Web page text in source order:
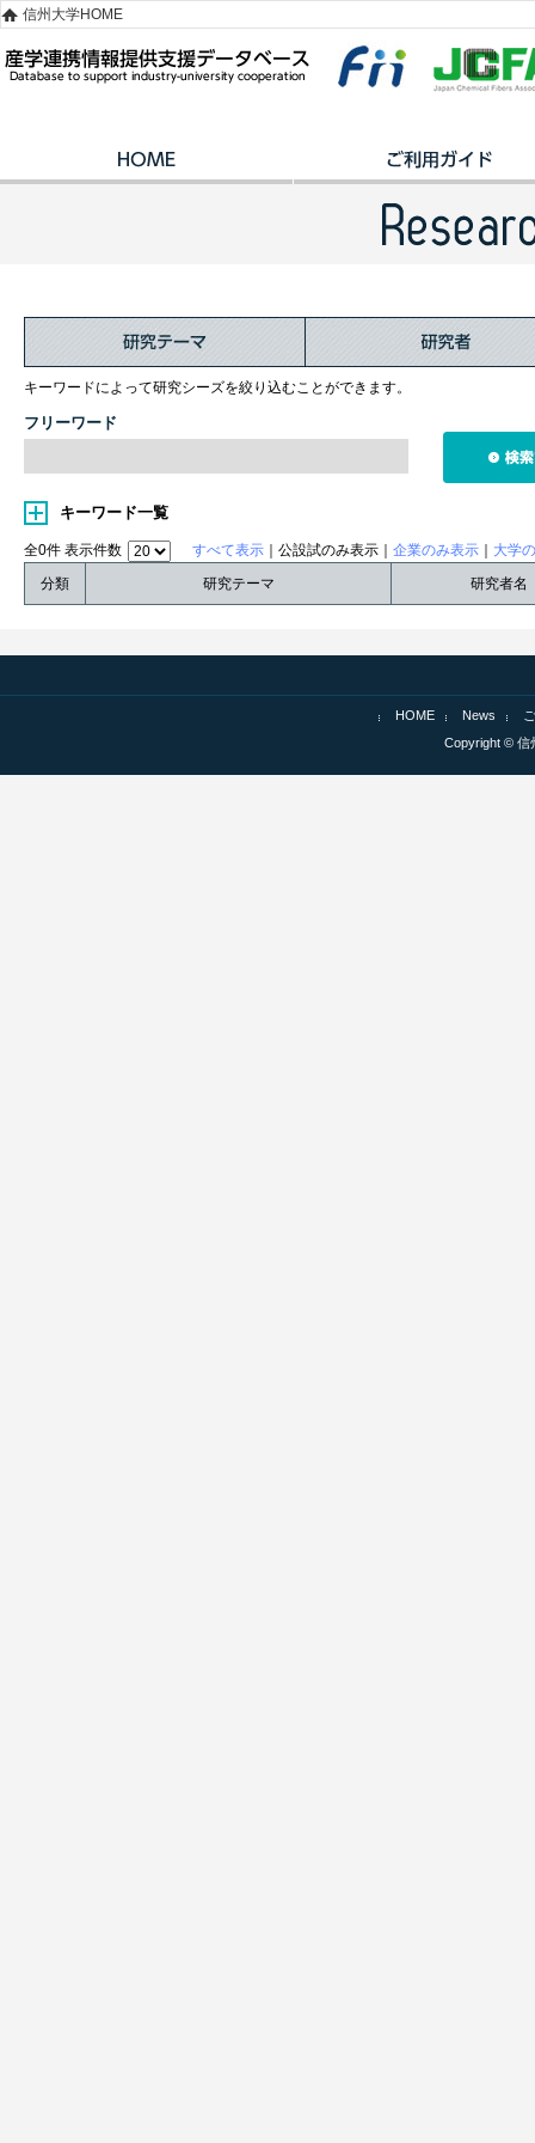
信州大学HOME
キーワードによって研究シーズを絞り込むことができます。
フリーワード
キーワード一覧
全0件 表示件数 すべて表示 ｜公設試のみ表示｜ 企業のみ表示
大学
分類
研究テーマ 研究者名
HOME News
Copyright © 信